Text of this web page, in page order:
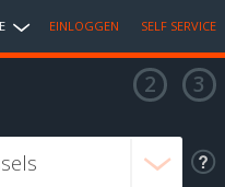
EINLOGGEN SELF SERVICE